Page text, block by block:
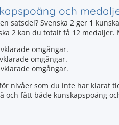
och
satsdel? Svenska 2 ger 1
2 kan du totalt få 12
omgångar.
omgångar.
omgångar.
nivåer som du inte har klarat
och fått både kunskapspoäng